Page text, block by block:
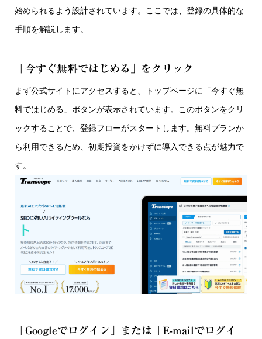
始められるよう設計されています。ここでは、登録の具体的な
手順を解説します。
「今すぐ無料ではじめる」をクリック
まず公式サイトにアクセスすると、トップページに「今すぐ無
料ではじめる」ボタンが表示されています。このボタンをクリ
ックすることで、登録フローがスタートします。無料プランか
ら利用できるため、初期投資をかけずに導入できる点が魅力で
す。
「Googleでログイン」または「E-mailでログイ